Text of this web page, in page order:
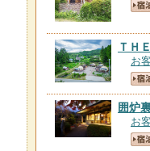
ＴＨ
お
囲炉
お